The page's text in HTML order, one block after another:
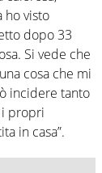
ho visto
dopo 33
Si vede che
cosa che mi
incidere tanto
i propri
in casa”.